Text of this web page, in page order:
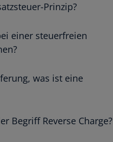
Prinzip?
einer steuerfreien
was ist eine
Begriff Reverse Charge?